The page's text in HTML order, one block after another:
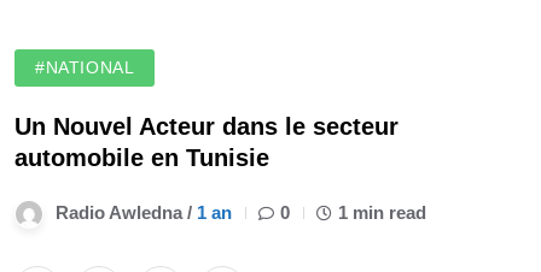
#NATIONAL
Un Nouvel Acteur dans le secteur
automobile en Tunisie
Radio Awledna / 1 an 0 1 min read